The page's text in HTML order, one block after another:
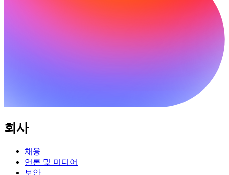
회사
채용
언론 및 미디어
보안